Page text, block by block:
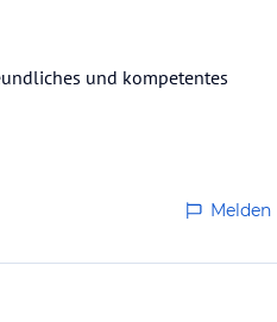
und kompetentes
Melden